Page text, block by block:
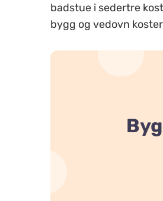
badstue i sedertre
bygg og vedovn